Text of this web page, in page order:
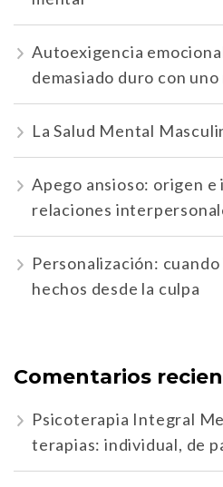
Autoexigencia
demasiado duro con uno
La Salud Mental
Apego ansioso: origen e
relaciones
Personalización:
hechos desde la culpa
Comentarios
Psicoterapia Integral
terapias: individual, de